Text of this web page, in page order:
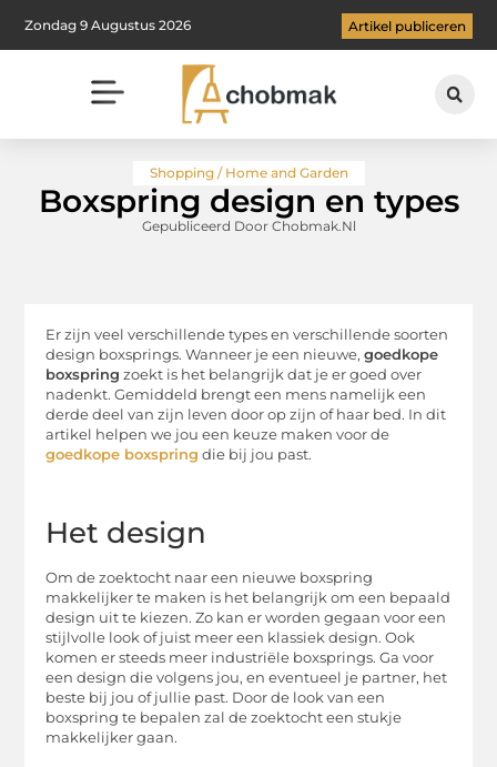
Zondag 9 Augustus 2026 Artikel publiceren
Shopping / Home and Garden
Boxspring design en types
Gepubliceerd Door Chobmak.nl
Er zijn veel verschillende types en verschillende soorten
design boxsprings. Wanneer je een nieuwe,goedkope
boxspring zoekt is het belangrijk dat je er goed over
nadenkt. Gemiddeld brengt een mens namelijk een
derde deel van zijn leven door op zijn of haar bed. In dit
artikel helpen we jou een keuze maken voor de
goedkope boxspring die bij jou past.
Het design
Om de zoektocht naar een nieuwe boxspring
makkelijker te maken is het belangrijk om een bepaald
design uit te kiezen. Zo kan er worden gegaan voor een
stijlvolle look of juist meer een klassiek design. Ook
komen er steeds meer industriële boxsprings. Ga voor
een design die volgens jou, en eventueel je partner, het
beste bij jou of jullie past. Door de look van een
boxspring te bepalen zal de zoektocht een stukje
makkelijker gaan.